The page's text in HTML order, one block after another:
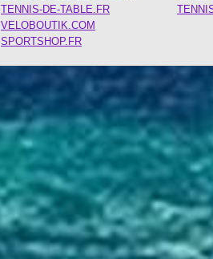
TENNIS-DE-TABLE.FR
VELOBOUTIK.COM
SPORTSHOP.FR